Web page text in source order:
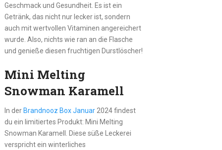
Geschmack und Gesundheit. Es ist ein
Getränk, das nicht nur lecker ist, sondern
auch mit wertvollen Vitaminen angereichert
wurde. Also, nichts wie ran an die Flasche
und genieße diesen fruchtigen Durstlöscher!
Mini Melting
Snowman Karamell
In derBrandnooz Box Januar2024 findest
du ein limitiertes Produkt: Mini Melting
Snowman Karamell. Diese süße Leckerei
verspricht ein winterliches